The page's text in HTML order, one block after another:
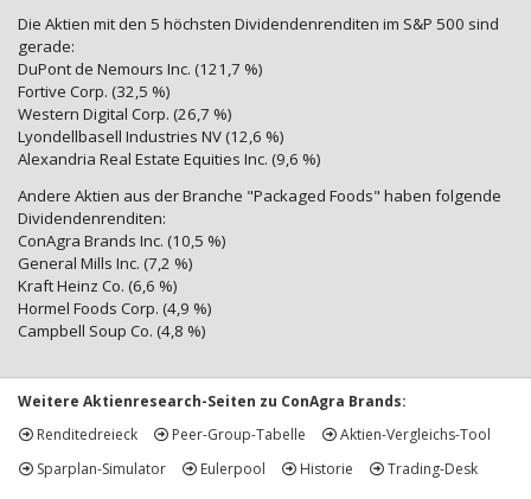
Die Aktien mit den 5 höchsten Dividendenrenditen im S&P 500 sind
gerade:
DuPont de Nemours Inc. (121,7 %)
Fortive Corp. (32,5 %)
Western Digital Corp. (26,7 %)
Lyondellbasell Industries NV (12,6 %)
Alexandria Real Estate Equities Inc. (9,6 %)
Andere Aktien aus der Branche "Packaged Foods" haben folgende
Dividendenrenditen:
ConAgra Brands Inc. (10,5 %)
General Mills Inc. (7,2 %)
Kraft Heinz Co. (6,6 %)
Hormel Foods Corp. (4,9 %)
Campbell Soup Co. (4,8 %)
Weitere Aktienresearch-Seiten zu ConAgra Brands:
Renditedreieck
Peer-Group-Tabelle
Aktien-Vergleichs-Tool
Sparplan-Simulator
Eulerpool Historie Trading-Desk